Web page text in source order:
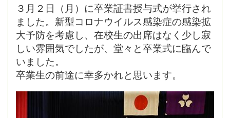
３月２日（月）に卒業証書授与式が挙行され
ました。新型コロナウイルス感染症の感染拡
大予防を考慮し、在校生の出席はなく少し寂
しい雰囲気でしたが、堂々と卒業式に臨んで
いました。
卒業生の前途に幸多かれと思います。